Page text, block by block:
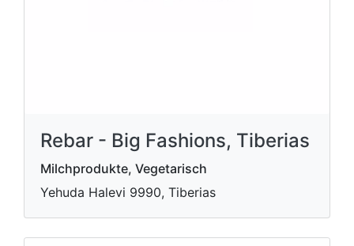
Rebar - Big Fashions, Tiberias
Milchprodukte, Vegetarisch
Yehuda Halevi 9990, Tiberias